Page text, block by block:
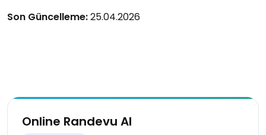
Son Güncelleme:25.04.2026
Online Randevu Al